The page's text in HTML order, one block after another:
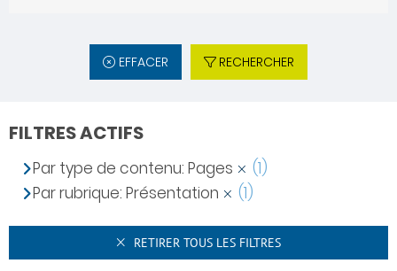
EFFACER RECHERCHER
FILTRES ACTIFS
Par type de contenu: Pages
(1)
Par rubrique: Présentation
(1)
RETIRER TOUS LES FILTRES